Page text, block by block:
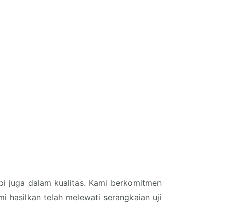
juga dalam kualitas. Kami berkomitmen
hasilkan telah melewati serangkaian uji